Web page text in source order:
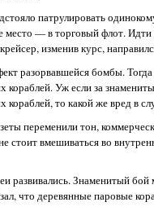
патрулировать
место — в торговый флот.
изменив курс,
разорвавшейся бомбы.
кораблей. Уж если за
то какой же вред в
переменили тон,
стоит вмешиваться во
развивались. Знаменитый
что деревянные паровые